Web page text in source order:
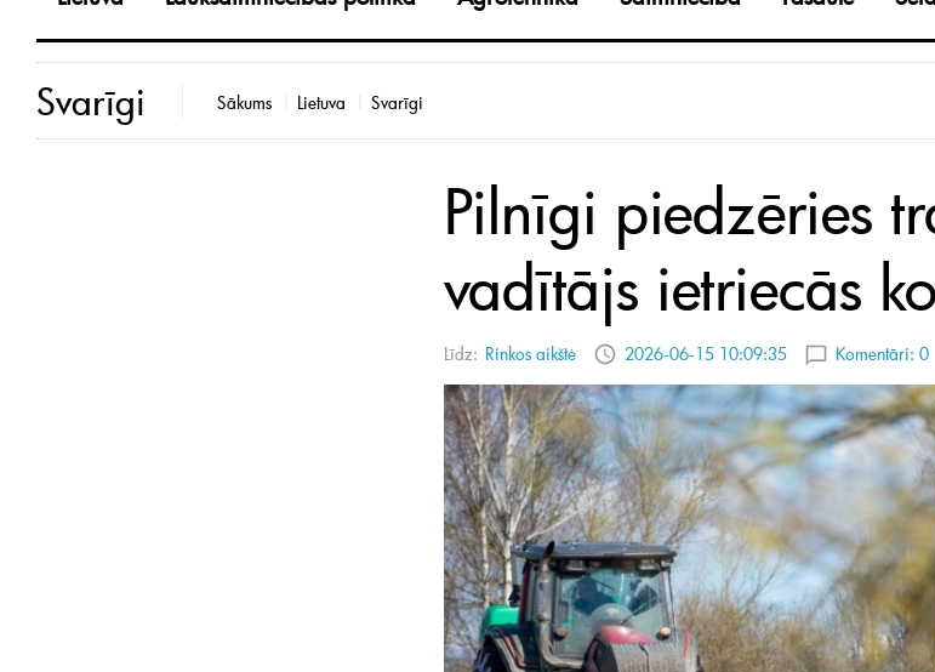
Svarīgi Sākums Lietuva Svarīgi
Pilnīgi piedzēries
vadītājs ietriecās
Līdz: Rinkos aikštė 2026-06-15 10:09:35 Komentāri: 0